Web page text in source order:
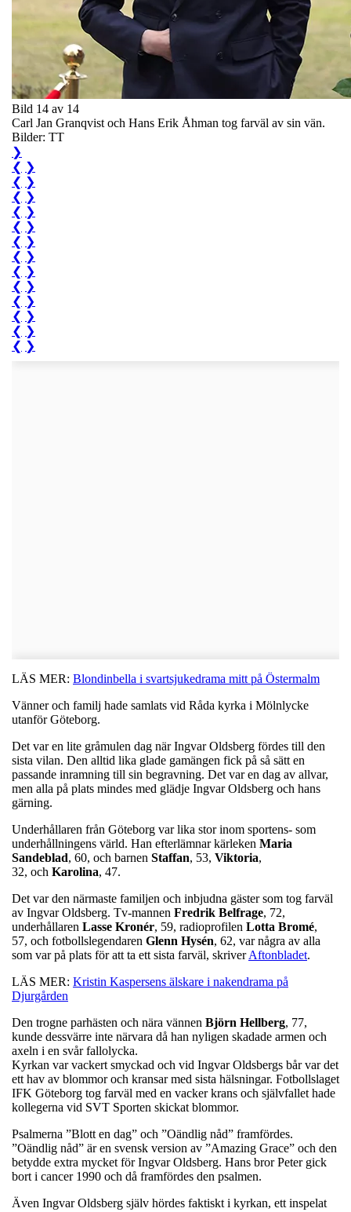
Bild 14 av 14
Carl Jan Granqvist och Hans Erik Åhman tog farväl av sin vän.
Bilder: TT
❯
❮ ❯
❮ ❯
❮ ❯
❮ ❯
❮ ❯
❮ ❯
❮ ❯
❮ ❯
❮ ❯
❮ ❯
❮ ❯
❮ ❯
❮ ❯
LÄS MER: Blondinbella i svartsjukedrama mitt på Östermalm
Vänner och familj hade samlats vid Råda kyrka i Mölnlycke
utanför Göteborg.
Det var en lite gråmulen dag när Ingvar Oldsberg fördes till den
sista vilan. Den alltid lika glade gamängen fick på så sätt en
passande inramning till sin begravning. Det var en dag av allvar,
men alla på plats mindes med glädje Ingvar Oldsberg och hans
gärning.
Underhållaren från Göteborg var lika stor inom sportens- som
underhållningens värld. Han efterlämnar kärleken Maria
Sandeblad, 60, och barnen Staffan, 53, Viktoria,
32, och Karolina, 47.
Det var den närmaste familjen och inbjudna gäster som tog farväl
av Ingvar Oldsberg. Tv-mannen Fredrik Belfrage, 72,
underhållaren Lasse Kronér, 59, radioprofilen Lotta Bromé,
57, och fotbollslegendaren Glenn Hysén, 62, var några av alla
som var på plats för att ta ett sista farväl, skriverAftonbladet.
LÄS MER: Kristin Kaspersens älskare i nakendrama på
Djurgården
Den trogne parhästen och nära vännen Björn Hellberg, 77,
kunde dessvärre inte närvara då han nyligen skadade armen och
axeln i en svår fallolycka.
Kyrkan var vackert smyckad och vid Ingvar Oldsbergs bår var det
ett hav av blommor och kransar med sista hälsningar. Fotbollslaget
IFK Göteborg tog farväl med en vacker krans och självfallet hade
kollegerna vid SVT Sporten skickat blommor.
Psalmerna ”Blott en dag” och ”Oändlig nåd” framfördes.
”Oändlig nåd” är en svensk version av ”Amazing Grace” och den
betydde extra mycket för Ingvar Oldsberg. Hans bror Peter gick
bort i cancer 1990 och då framfördes den psalmen.
Även Ingvar Oldsberg själv hördes faktiskt i kyrkan, ett inspelat